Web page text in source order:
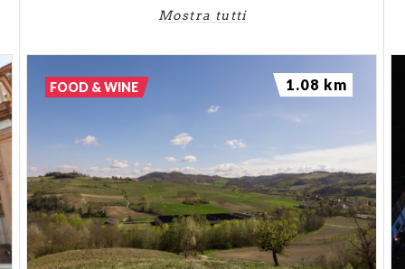
Mostra tutti
FOOD & WINE 1.08 km